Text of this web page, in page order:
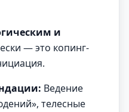
и
— это копинг-
Ведение
телесные